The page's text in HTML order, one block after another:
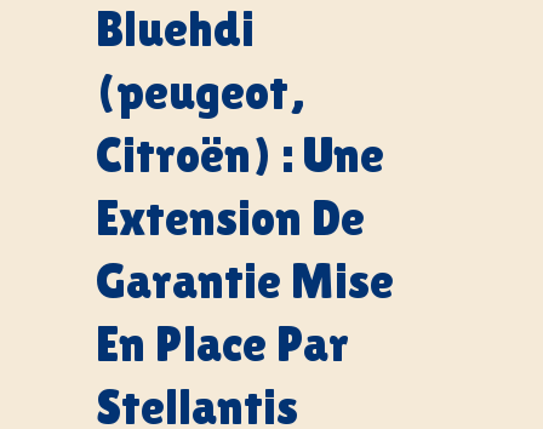
Bluehdi
(peugeot,
Citroën) : Une
Extension De
Garantie Mise
En Place Par
Stellantis